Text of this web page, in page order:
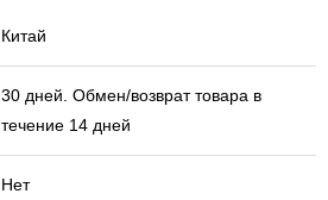
Китай
30 дней. Обмен/возврат товара в
течение 14 дней
Нет